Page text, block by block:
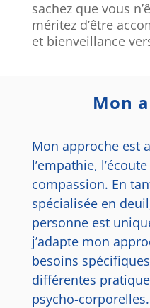
sachez que vous
méritez d’être
et bienveillance
Mon
Mon approche est
l’empathie,
compassion. En
spécialisée en
personne est
j’adapte mon
besoins
différentes
psycho-